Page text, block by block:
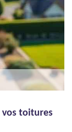
vos toitures